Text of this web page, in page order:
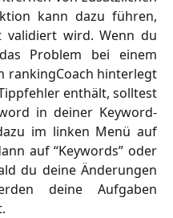
kann dazu führen,
validiert wird. Wenn du
Problem bei einem
rankingCoach hinterlegt
enthält, solltest
in deiner Keyword-
im linken Menü auf
auf “Keywords” oder
du deine Änderungen
deine Aufgaben